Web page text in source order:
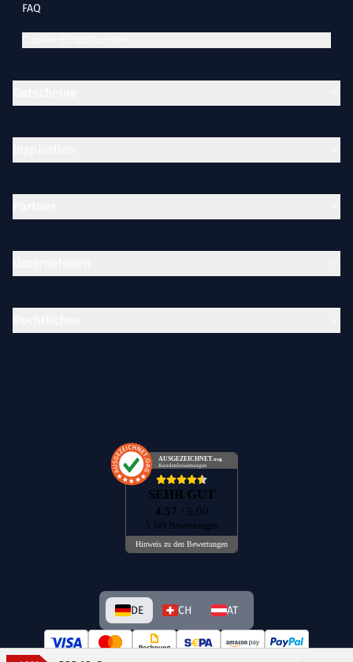
AUSGEZEICHNET.org
Kundenbewertungen
SEHR GUT
4.57 / 5.00
5.349 Bewertungen
Hinweis zu den Bewertungen
FAQ
DE CH AT